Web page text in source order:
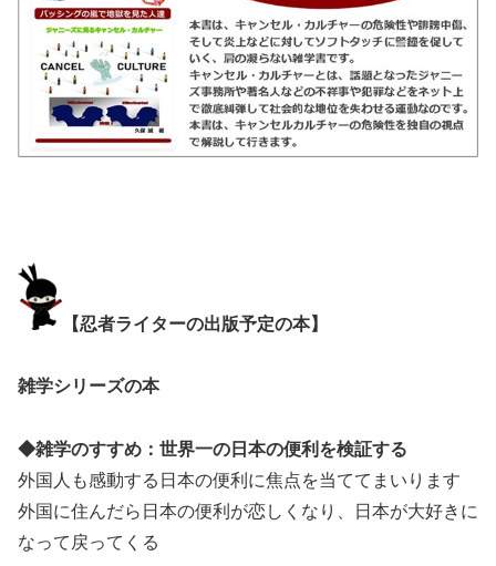
【忍者ライターの出版予定の本】
雑学シリーズの本
◆雑学のすすめ：世界一の日本の便利を検証する
外国人も感動する日本の便利に焦点を当ててまいります
外国に住んだら日本の便利が恋しくなり、日本が大好きに
なって戻ってくる